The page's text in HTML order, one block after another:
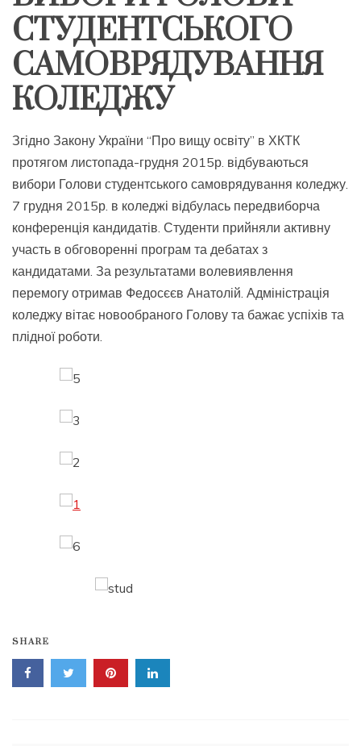
СТУДЕНТСЬКОГО
САМОВРЯДУВАННЯ
КОЛЕДЖУ
Згідно Закону України “Про вищу освіту” в ХКТК
протягом листопада-грудня 2015р. відбуваються
вибори Голови студентського самоврядування коледжу.
7 грудня 2015р. в коледжі відбулась передвиборча
конференція кандидатів. Студенти прийняли активну
участь в обговоренні програм та дебатах з
кандидатами. За результатами волевиявлення
перемогу отримав Федосєєв Анатолій. Адміністрація
коледжу вітає новообраного Голову та бажає успіхів та
плідної роботи.
SHARE